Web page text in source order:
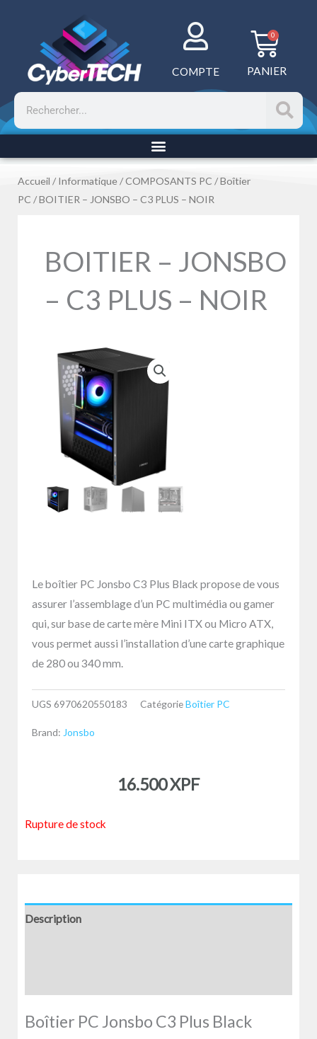
COMPTE
0
PANIER
Rechercher
Accueil /Informatique /COMPOSANTS PC /Boîtier
PC / BOITIER – JONSBO – C3 PLUS – NOIR
BOITIER – JONSBO
– C3 PLUS – NOIR
Le boîtier PC Jonsbo C3 Plus Black propose de vous
assurer l’assemblage d’un PC multimédia ou gamer
qui, sur base de carte mère Mini ITX ou Micro ATX,
vous permet aussi l’installation d’une carte graphique
de 280 ou 340 mm.
UGS 6970620550183 CatégorieBoîtier PC
Brand: Jonsbo
16.500XPF
Rupture de stock
Description
Boîtier PC Jonsbo C3 Plus Black